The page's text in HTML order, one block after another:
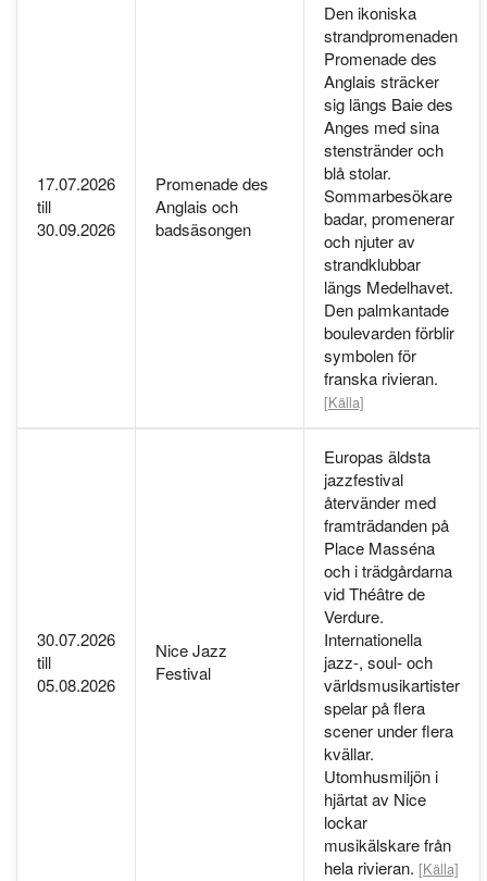
17.07.2026
till
30.09.2026
Promenade des
Anglais och
badsäsongen
Den ikoniska
strandpromenaden
Promenade des
Anglais sträcker
sig längs Baie des
Anges med sina
stenstränder och
blå stolar.
Sommarbesökare
badar, promenerar
och njuter av
strandklubbar
längs Medelhavet.
Den palmkantade
boulevarden förblir
symbolen för
franska rivieran.
[Källa]
30.07.2026
till
05.08.2026
Nice Jazz
Festival
Europas äldsta
jazzfestival
återvänder med
framträdanden på
Place Masséna
och i trädgårdarna
vid Théâtre de
Verdure.
Internationella
jazz-, soul- och
världsmusikartister
spelar på flera
scener under flera
kvällar.
Utomhusmiljön i
hjärtat av Nice
lockar
musikälskare från
hela rivieran. [Källa]